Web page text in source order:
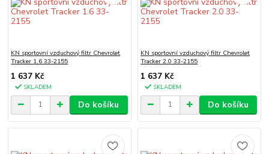
KN sportovní vzduchový filtr Chevrolet
Tracker 1.6 33-2155
1 637 Kč
SKLADEM
Do košíku
KN sportovní vzduchový filtr Chevrolet
Tracker 2.0 33-2155
1 637 Kč
SKLADEM
Do košíku